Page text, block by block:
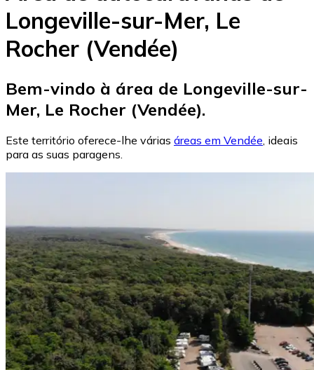
Longeville-sur-Mer, Le
Rocher (Vendée)
Bem-vindo à área de Longeville-sur-
Mer, Le Rocher (Vendée).
Este território oferece-lhe várias áreas em Vendée, ideais
para as suas paragens.